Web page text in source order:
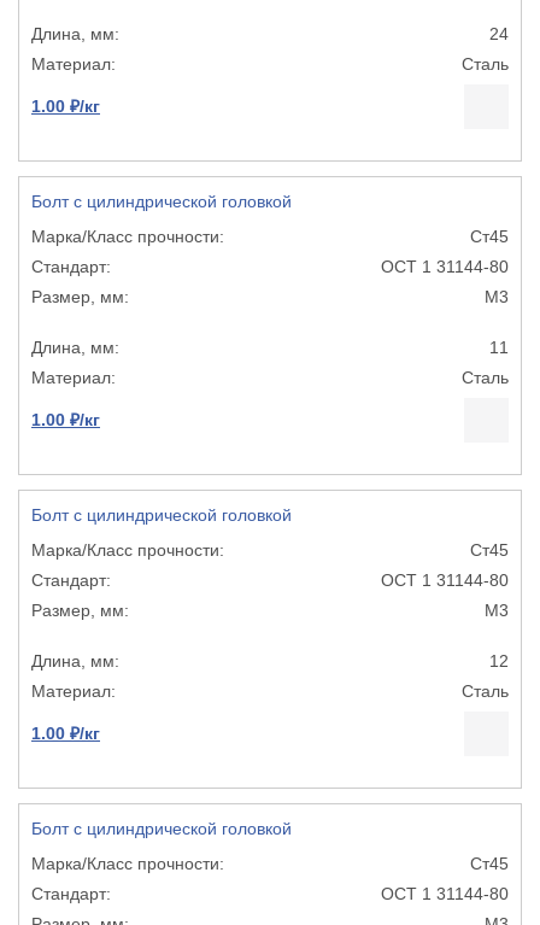
24
Сталь
1.00 ₽/кг
Болт с цилиндрической головкой
Ст45
ОСТ 1 31144-80
М3
11
Сталь
1.00 ₽/кг
Болт с цилиндрической головкой
Ст45
ОСТ 1 31144-80
М3
12
Сталь
1.00 ₽/кг
Болт с цилиндрической головкой
Ст45
ОСТ 1 31144-80